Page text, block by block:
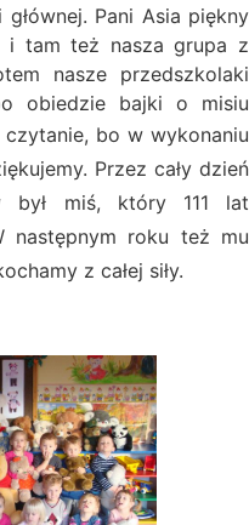
Pani Asia piękny
i tam też nasza grupa z
nasze przedszkolaki
obiedzie bajki o misiu
czytanie, bo w wykonaniu
Przez cały dzień
był miś, który 111 lat
następnym roku też mu
z całej siły.